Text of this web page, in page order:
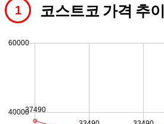
코스트코 가격 추이